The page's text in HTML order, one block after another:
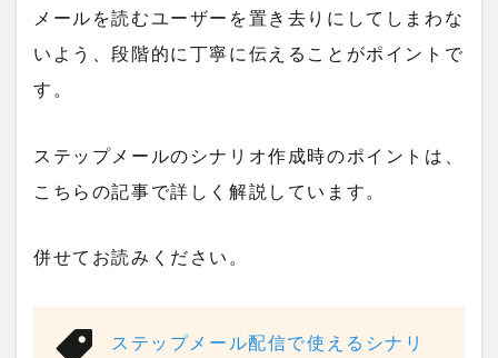
メールを読むユーザーを置き去りにしてしまわな
いよう、段階的に丁寧に伝えることがポイントで
す。
ステップメールのシナリオ作成時のポイントは、
こちらの記事で詳しく解説しています。
併せてお読みください。
ステップメール配信で使えるシナリ